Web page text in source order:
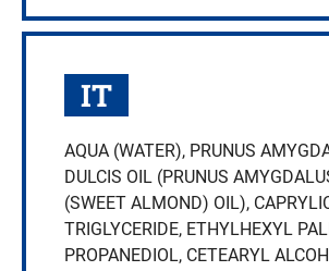
IT
AQUA (WATER), PRUNUS
DULCIS OIL (PRUNUS
(SWEET ALMOND) OIL),
TRIGLYCERIDE, ETHYLHEXYL
PROPANEDIOL, CETEARYL